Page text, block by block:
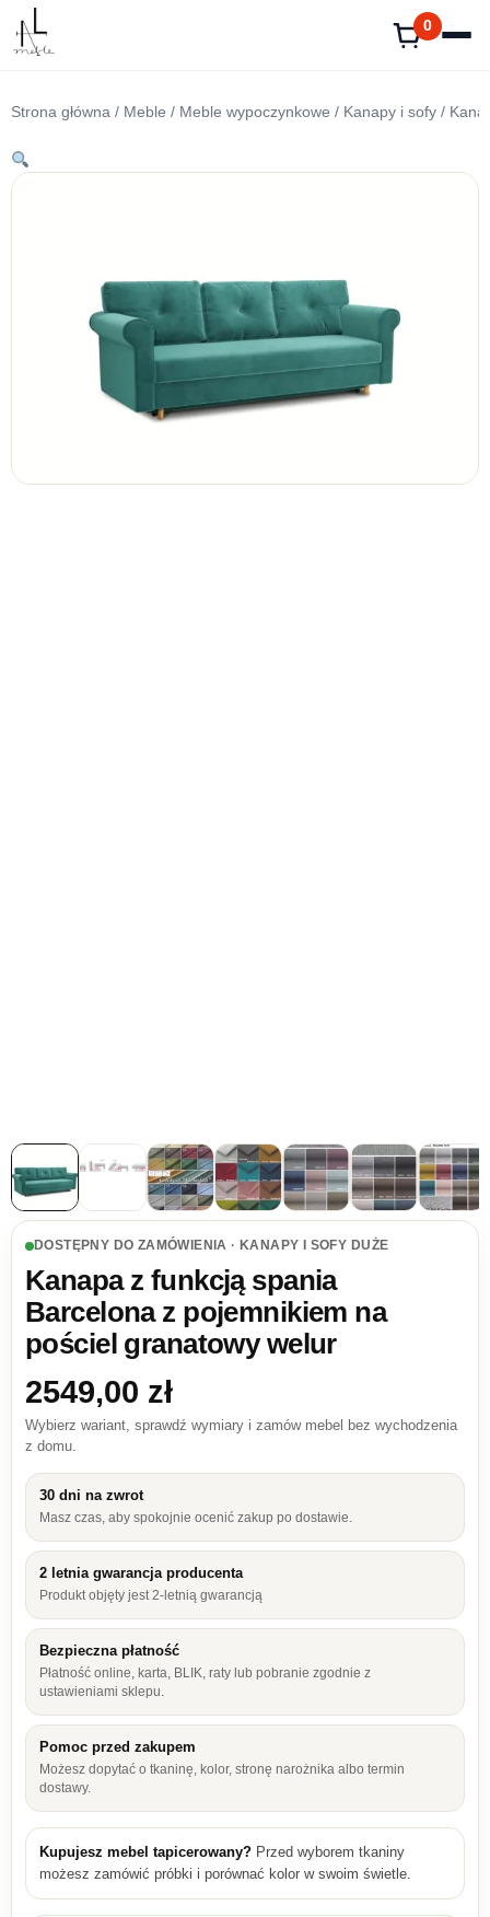
Przejdź
treści
0
Strona główna / Meble / Meble wypoczynkowe / Kanapy i sofy /
DOSTĘPNY DO ZAMÓWIENIA · KANAPY I SOFY DUŻE
Kanapa z funkcją spania
Barcelona z pojemnikiem na
pościel granatowy welur
2549,00 zł
Wybierz wariant, sprawdź wymiary i zamów mebel bez wychodzenia
z domu.
30 dni na zwrot
Masz czas, aby spokojnie ocenić zakup po dostawie.
2 letnia gwarancja producenta
Produkt objęty jest 2-letnią gwarancją
Bezpieczna płatność
Płatność online, karta, BLIK, raty lub pobranie zgodnie z
ustawieniami sklepu.
Pomoc przed zakupem
Możesz dopytać o tkaninę, kolor, stronę narożnika albo termin
dostawy.
Kupujesz mebel tapicerowany? Przed wyborem tkaniny
możesz zamówić próbki i porównać kolor w swoim świetle.